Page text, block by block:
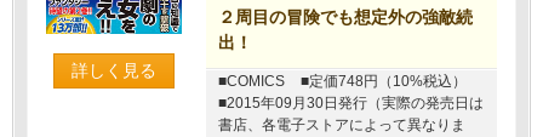
詳しく見る
２周目の冒険でも想定外の強敵続
出！
■COMICS
■定価748円（10%税込）
■2015年09月30日発行（実際の発売日は
書店、各電子ストアによって異なりま